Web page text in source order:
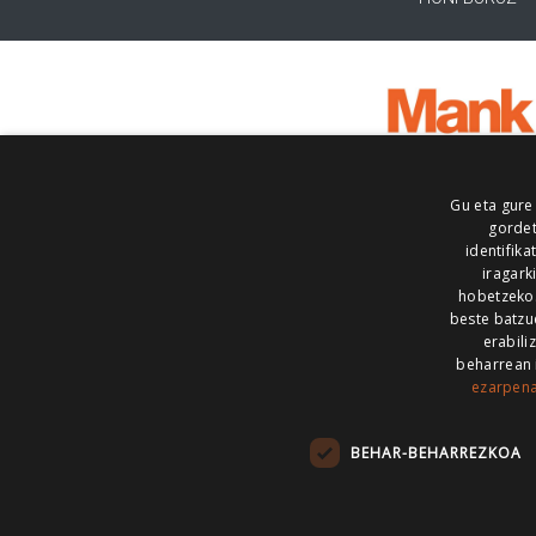
ALEA
MAILOPE NOAUA
Gu eta
hobetzeko.
beste
BEHAR-BEHARREZKOA